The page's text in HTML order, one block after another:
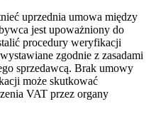
uprzednia umowa między
jest upoważniony do
procedury weryfikacji
zgodnie z zasadami
sprzedawcą. Brak umowy
może skutkować
VAT przez organy